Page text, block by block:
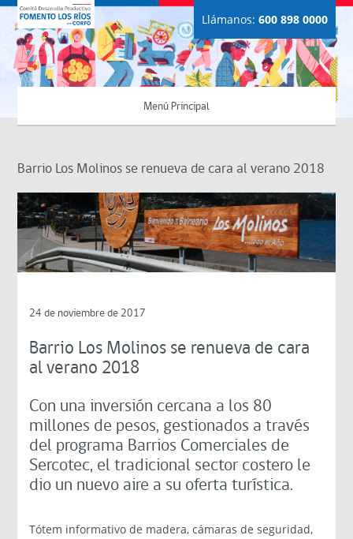
Llámanos: 600 898 0000
Menú Principal
Barrio Los Molinos se renueva de cara al verano 2018
24 de noviembre de 2017
Barrio Los Molinos se renueva de cara
al verano 2018
Con una inversión cercana a los 80
millones de pesos, gestionados a través
del programa Barrios Comerciales de
Sercotec, el tradicional sector costero le
dio un nuevo aire a su oferta turística.
Tótem informativo de madera, cámaras de seguridad,